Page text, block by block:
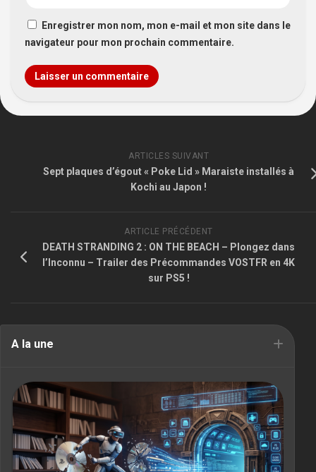
Enregistrer mon nom, mon e-mail et mon site dans le
navigateur pour mon prochain commentaire.
ARTICLES SUIVANT
Sept plaques d’égout « Poke Lid » Maraiste installés à
Kochi au Japon !
ARTICLE PRÉCÉDENT
DEATH STRANDING 2 : ON THE BEACH – Plongez dans
l’Inconnu – Trailer des Précommandes VOSTFR en 4K
sur PS5 !
A la une